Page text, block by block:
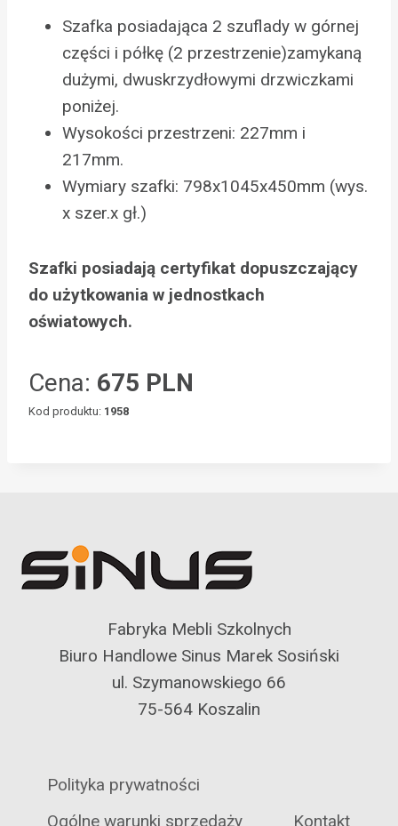
Szafka posiadająca 2 szuflady w górnej
części i półkę (2 przestrzenie)zamykaną
dużymi, dwuskrzydłowymi drzwiczkami
poniżej.
Wysokości przestrzeni: 227mm i
217mm.
Wymiary szafki: 798x1045x450mm (wys.
x szer.x gł.)
Szafki posiadają certyfikat dopuszczający
do użytkowania w jednostkach
oświatowych.
Cena: 675 PLN
Kod produktu: 1958
Fabryka Mebli Szkolnych
Biuro Handlowe Sinus Marek Sosiński
ul. Szymanowskiego 66
75-564 Koszalin
Polityka prywatności
Ogólne warunki sprzedaży
Kontakt